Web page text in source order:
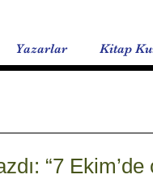
Yazarlar Kitap
“7 Ekim’de